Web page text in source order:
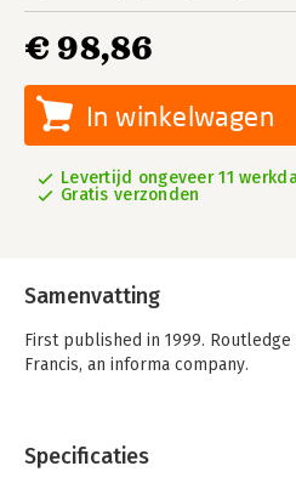
€ 98,86
In winkelwagen
Levertijd ongeveer 11
Gratis verzonden
Samenvatting
First published in 1999.
Francis, an informa company.
Specificaties